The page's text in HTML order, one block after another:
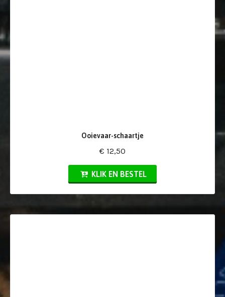
Ooievaar-schaartje
€ 12,50
KLIK EN BESTEL